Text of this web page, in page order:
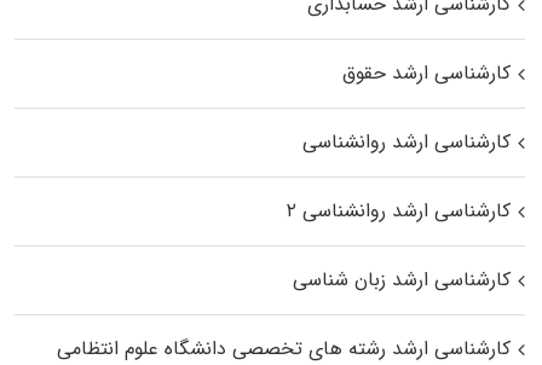
کارشناسی ارشد حقوق
کارشناسی ارشد روانشناسی
کارشناسی ارشد روانشناسی ۲
کارشناسی ارشد زبان شناسی
کارشناسی ارشد رﺷﺘﻪ ﻫﺎی تخصصی داﻧﺸﮕﺎه ﻋﻠﻮم انتظامی